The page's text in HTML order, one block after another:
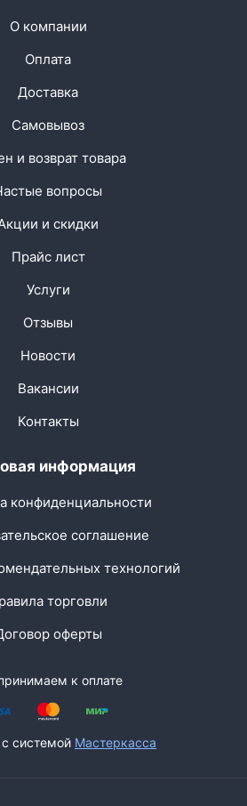
О компании
Оплата
Доставка
Самовывоз
и возврат товара
вопросы
и скидки
Прайс лист
Услуги
Отзывы
Новости
Вакансии
Контакты
информация
конфиденциальности
соглашение
технологий
торговли
оферты
к оплате
системой Мастеркасса